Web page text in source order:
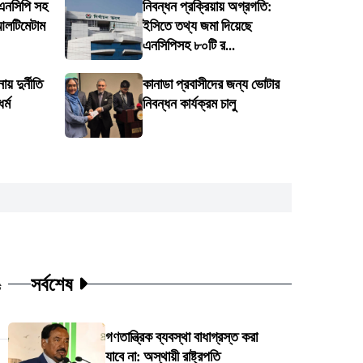
সহ
নিবন্ধন প্রক্রিয়ায় অগ্রগতি:
ইসিতে তথ্য জমা দিয়েছে
এনসিপিসহ ৮০টি র...
দুর্নীতি
কানাডা প্রবাসীদের জন্য ভোটার
নিবন্ধন কার্যক্রম চালু
সর্বশেষ
গণতান্ত্রিক ব্যবস্থা বাধাগ্রস্ত করা
যাবে না: অস্থায়ী রাষ্ট্রপতি